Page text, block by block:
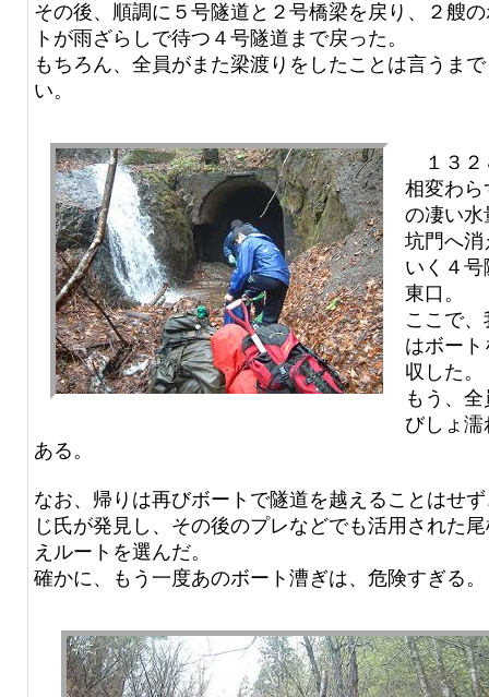
その後、順調に５号隧道と２号橋梁を戻り、２艘
トが雨ざらしで待つ４号隧道まで戻った。
もちろん、全員がまた梁渡りをしたことは言うま
い。
１３２
相変わら
の凄い水
坑門へ消
いく４号
東口。
ここで、
はボート
収した。
もう、全
びしょ濡
ある。
なお、帰りは再びボートで隧道を越えることはせ
じ氏が発見し、その後のプレなどでも活用された
えルートを選んだ。
確かに、もう一度あのボート漕ぎは、危険すぎる。